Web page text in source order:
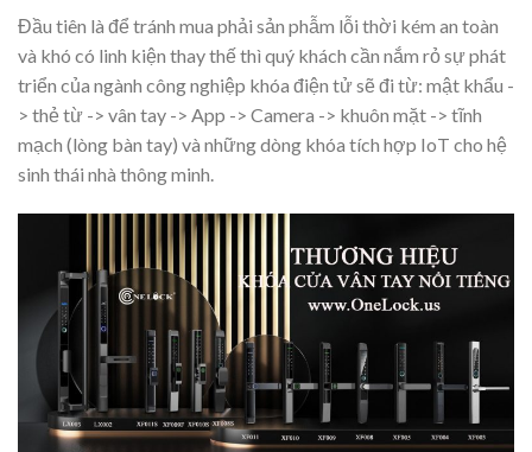
Đầu tiên là để tránh mua phải sản phẫm lỗi thời kém an toàn
và khó có linh kiện thay thế thì quý khách cần nắm rỏ sự phát
triển của ngành công nghiệp khóa điện tử sẽ đi từ: mật khẩu -
> thẻ từ -> vân tay -> App -> Camera -> khuôn mặt -> tĩnh
mạch (lòng bàn tay) và những dòng khóa tích hợp IoT cho hệ
sinh thái nhà thông minh.